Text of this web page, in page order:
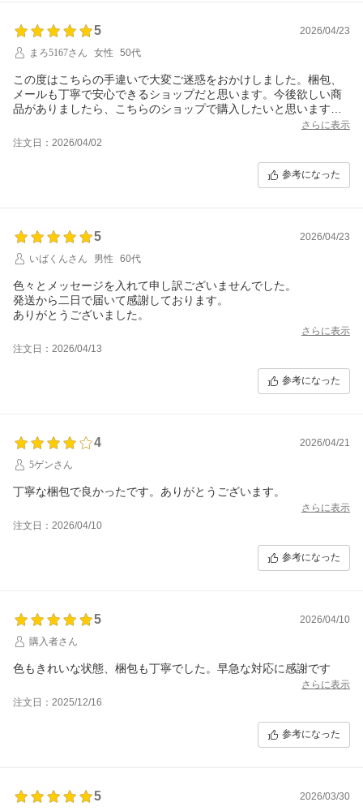
5
2026/04/23
まろ5167さん
女性 50代
この度はこちらの手違いで大変ご迷惑をおかけしました。梱包、
メールも丁寧で安心できるショップだと思います。今後欲しい商
品がありましたら、こちらのショップで購入したいと思います。
さらに表示
注文日：2026/04/02
参考になった
5
2026/04/23
いばくんさん
男性 60代
色々とメッセージを入れて申し訳ございませんでした。
発送から二日で届いて感謝しております。
ありがとうございました。
さらに表示
注文日：2026/04/13
参考になった
4
2026/04/21
5ゲンさん
丁寧な梱包で良かったです。ありがとうございます。
さらに表示
注文日：2026/04/10
参考になった
5
2026/04/10
購入者さん
色もきれいな状態、梱包も丁寧でした。早急な対応に感謝です
さらに表示
注文日：2025/12/16
参考になった
5
2026/03/30